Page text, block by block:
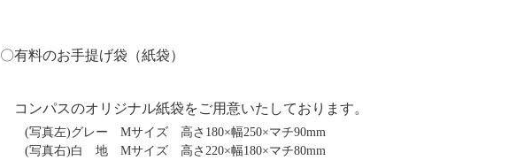
〇有料のお手提げ袋（紙袋）
コンパスのオリジナル紙袋をご用意いたしております。
(写真左)グレー Mサイズ 高さ180×幅250×マチ90mm
(写真右)白 地 Mサイズ 高さ220×幅180×マチ80mm